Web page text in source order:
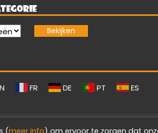
FR DE PT ES
(meer info) om ervoor te zorgen dat